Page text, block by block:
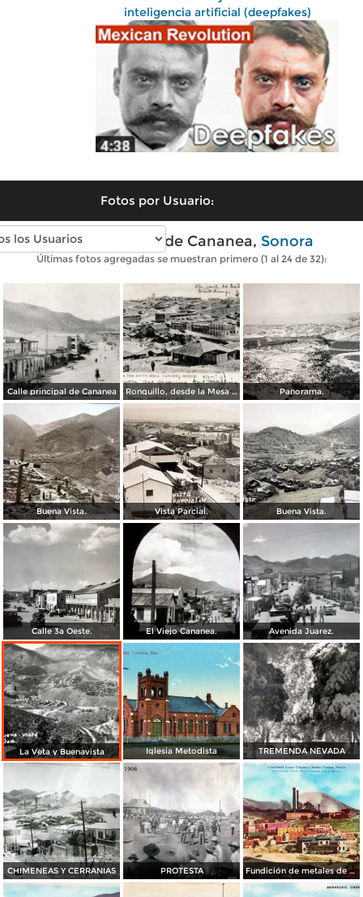
inteligencia artificial (deepfakes)
Fotos por Usuario:
Fotos antiguas de Cananea, Sonora
Últimas fotos agregadas se muestran primero (1 al 24 de 32):
Calle principal de Cananea Ronquillo, desde la Mesa Sur Panorama.
Buena Vista. Vista Parcial. Buena Vista.
Calle 3a Oeste. El Viejo Cananea. Avenida Juarez.
La Veta y Buenavista Iglesia Metodista TREMENDA NEVADA
CHIMENEAS Y CERRANIAS PROTESTA Fundición de metales de Cananea